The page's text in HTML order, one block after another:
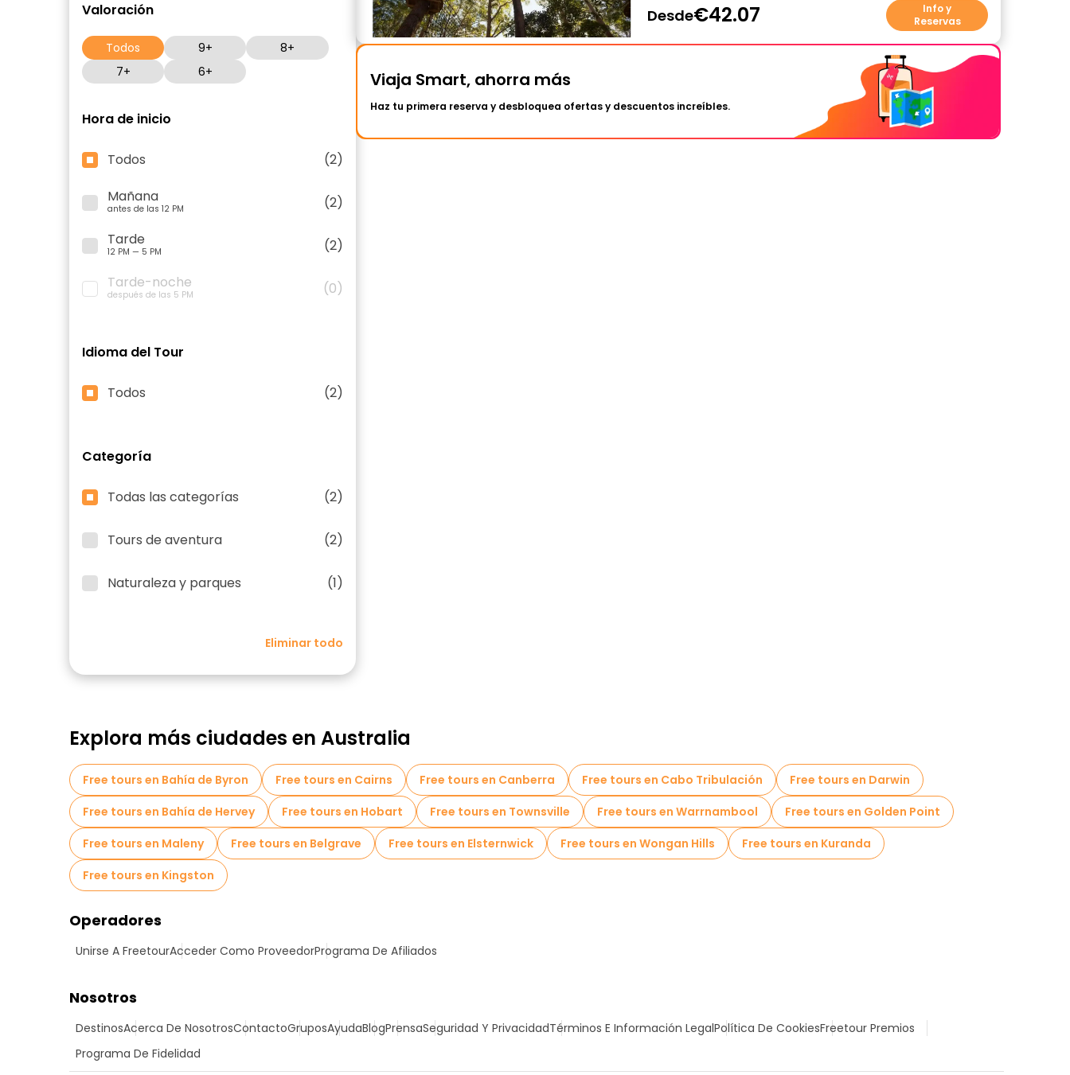
Valoración
Todos 9+
8+
7+
6+
Hora de inicio
Todos
(2)
Mañana
antes de las 12 PM
(2)
Tarde
12 PM — 5 PM
(2)
Tarde-noche
después de las 5 PM (0)
Idioma del Tour
Todos (2)
Categoría
Todas las categorías (2)
Tours de aventura (2)
Naturaleza y parques (1)
Eliminar todo
Desde€42.07
Info y
Reservas
Viaja Smart, ahorra más
Haz tu primera reserva y desbloquea ofertas y descuentos increíbles.
Explora más ciudades en Australia
Free tours en Bahía de Byron Free tours en Cairns Free tours en Canberra Free tours en Cabo Tribulación
Free tours en Darwin
Free tours en Bahía de Hervey
Free tours en Hobart Free tours en Townsville Free tours en Warrnambool
Free tours en Golden Point
Free tours en Maleny
Free tours en Belgrave Free tours en Elsternwick Free tours en Wongan Hills
Free tours en Kuranda
Free tours en Kingston
Operadores
Unirse A FreetourAcceder Como ProveedorPrograma De Afiliados
Nosotros
DestinosAcerca De NosotrosContactoGruposAyudaBlogPrensaSeguridad Y PrivacidadTérminos E Información LegalPolítica De CookiesFreetour Premios
Programa De Fidelidad